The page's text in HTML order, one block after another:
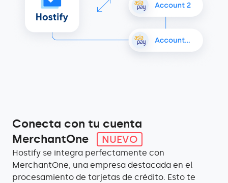
Conecta con tu cuenta
MerchantOne
NUEVO
Hostify se integra perfectamente con
MerchantOne, una empresa destacada en el
procesamiento de tarjetas de crédito. Esto te